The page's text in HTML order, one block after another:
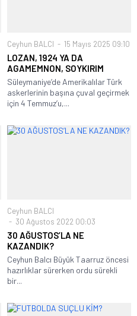
Ceyhun BALCI 15 Mayıs 2025 09:10
LOZAN, 1924 YA DA
AGAMEMNON, SOYKIRIM
Süleymaniye’de Amerikalılar Türk
askerlerinin başına çuval geçirmek
için 4 Temmuz’u,...
Ceyhun BALCI
30 Ağustos 2022 00:03
30 AĞUSTOS’LA NE
KAZANDIK?
Ceyhun Balcı Büyük Taarruz öncesi
hazırlıklar sürerken ordu sürekli
bir...